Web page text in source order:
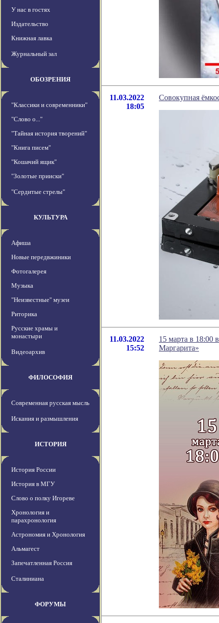
У нас в гостях
Издательство
Книжная лавка
Журнальный зал
ОБОЗРЕНИЯ
"Классики и современники"
"Слово о..."
"Тайная история творений"
"Книга писем"
"Кошачий ящик"
"Золотые прииски"
"Сердитые стрелы"
КУЛЬТУРА
Афиша
Новые передвжиники
Фотогалерея
Музыка
"Неизвестные" музеи
Риторика
Русские храмы и
монастыри
Видеоархив
ФИЛОСОФИЯ
Современная русская мысль
Искания и размышления
ИСТОРИЯ
История России
История в МГУ
Слово о полку Игореве
Хронология и
парахронология
Астрономия и Хронология
Альмагест
Запечатленная Россия
Сталиниана
ФОРУМЫ
11.03.2022
18:05
Совокупная
11.03.2022
15:52
15 марта в 18:00
Маргарита»